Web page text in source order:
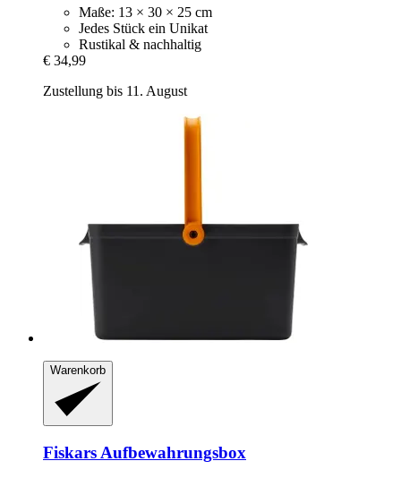
Maße: 13 × 30 × 25 cm
Jedes Stück ein Unikat
Rustikal & nachhaltig
€ 34,99
Zustellung bis 11. August
Warenkorb
Fiskars Aufbewahrungsbox